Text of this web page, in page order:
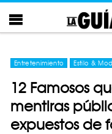
Entretenimiento Estilo &
12 Famosos
mentiras
expuestos de